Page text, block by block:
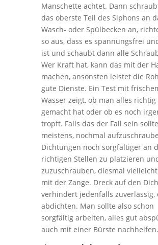
Manschette achtet. Dann
das oberste Teil des Siphons an
Wasch- oder Spülbecken an,
so aus, dass es spannungsfrei
ist und schaubt dann alle
Wer Kraft hat, kann das mit der
machen, ansonsten leistet die
gute Dienste. Ein Test mit
Wasser zeigt, ob man alles richtig
gemacht hat oder ob es noch
tropft. Falls das der Fall sein
meistens, nochmal
Dichtungen noch sorgfältiger an
richtigen Stellen zu platzieren
zuzuschrauben, diesmal
mit der Zange. Dreck auf den
verhindert jedenfalls zuverlässig,
abdichten. Man sollte also schon
sorgfältig arbeiten, alles gut
auch mit einer Bürste nachhelfen.